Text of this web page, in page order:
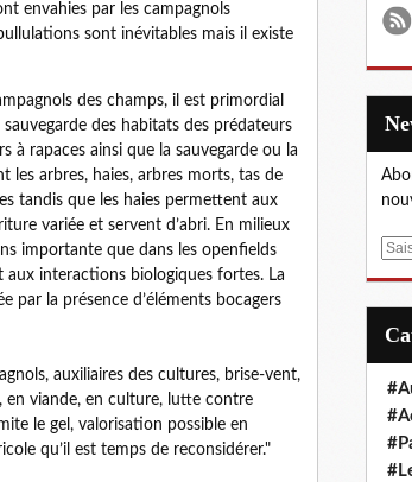
envahies par les campagnols
sont inévitables mais il existe
des champs, il est primordial
des habitats des prédateurs
à rapaces ainsi que la sauvegarde ou la
les arbres, haies, arbres morts, tas de
tandis que les haies permettent aux
variée et servent d’abri. En milieux
importante que dans les openfields
interactions biologiques fortes. La
par la présence d’éléments bocagers
auxiliaires des cultures, brise-vent,
en viande, en culture, lutte contre
le gel, valorisation possible en
qu’il est temps de reconsidérer."
E